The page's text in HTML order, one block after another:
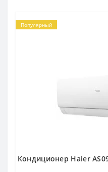
Популярный
Кондиционер Haier